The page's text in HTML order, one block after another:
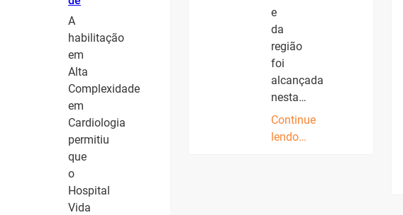
A
habilitação
em
Alta
Complexidade
em
Cardiologia
permitiu
que
o
Hospital
Vida
e
da
região
foi
alcançada
nesta…
Continue
lendo…